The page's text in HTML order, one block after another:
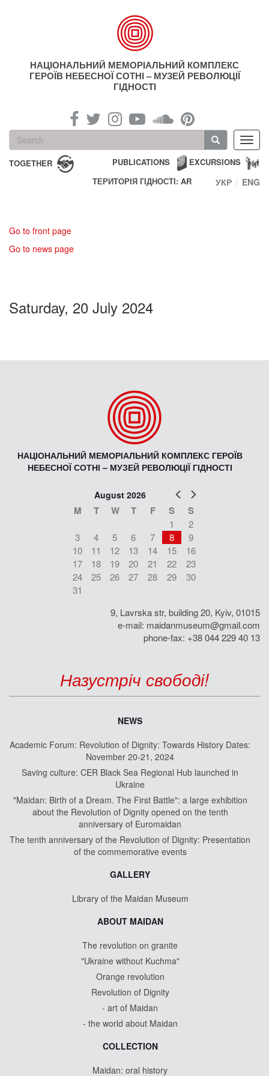
НАЦІОНАЛЬНИЙ МЕМОРІАЛЬНИЙ КОМПЛЕКС
ГЕРОЇВ НЕБЕСНОЇ СОТНІ – МУЗЕЙ РЕВОЛЮЦІЇ
ГІДНОСТІ
Search
form
Search
TOGETHER EXCURSIONS
PUBLICATIONS
ТЕРИТОРІЯ ГІДНОСТІ: AR
УКР ENG
Go to front page
Go to news page
Saturday, 20 July 2024
НАЦІОНАЛЬНИЙ МЕМОРІАЛЬНИЙ КОМПЛЕКС ГЕРОЇВ
НЕБЕСНОЇ СОТНІ – МУЗЕЙ РЕВОЛЮЦІЇ ГІДНОСТІ
Prev
August 2026
M T W T F S S
1
2
3
4 5 6 7 8
9
10
11 12 13 14 15
16
17
18 19 20 21 22
23
24
25 26 27 28 29
30
31
9, Lavrska str, building 20, Kyiv, 01015
e-mail: maidanmuseum@gmail.com
phone-fax: +38 044 229 40 13
Назустріч свободі!
NEWS
Academic Forum: Revolution of Dignity: Towards History Dates:
November 20-21, 2024
Saving culture: CER Black Sea Regional Hub launched in
Ukraine
"Maidan: Birth of a Dream. The First Battle": a large exhibition
about the Revolution of Dignity opened on the tenth
anniversary of Euromaidan
The tenth anniversary of the Revolution of Dignity: Presentation
of the commemorative events
GALLERY
Library of the Maidan Museum
ABOUT MAIDAN
The revolution on granite
"Ukraine without Kuchma"
Orange revolution
Revolution of Dignity
- art of Maidan
- the world about Maidan
COLLECTION
Maidan: oral history